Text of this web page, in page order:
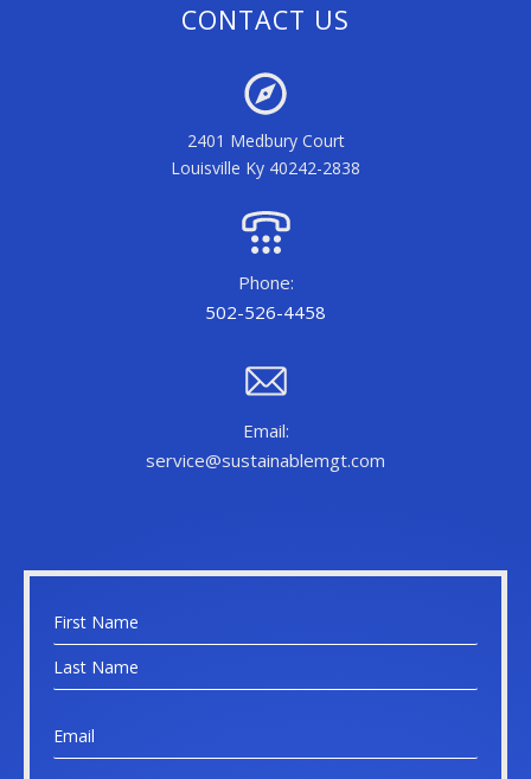
CONTACT US
2401 Medbury Court
Louisville Ky 40242-2838
Phone:
502-526-4458
Email:
service@sustainablemgt.com
N
a
m
e
i
r
ts
t
E
m